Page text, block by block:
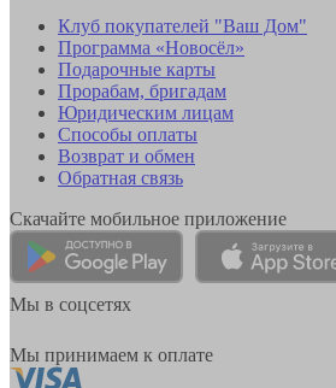
Клуб покупателей "Ваш Дом"
Программа «Новосёл»
Подарочные карты
Прорабам, бригадам
Юридическим лицам
Способы оплаты
Возврат и обмен
Обратная связь
Скачайте мобильное приложение
Мы в соцсетях
Мы принимаем к оплате